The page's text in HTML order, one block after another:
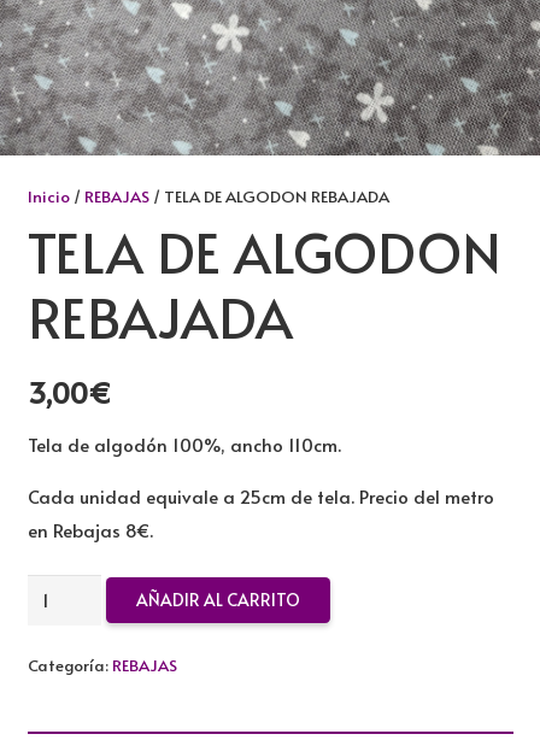
Inicio/ REBAJAS/ TELA DE ALGODON REBAJADA
TELA DE ALGODON
REBAJADA
3,00€
Tela de algodón 100%, ancho 110cm.
Cada unidad equivale a 25cm de tela. Precio del metro
en Rebajas 8€.
TELA
ALGODON
AÑADIR AL CARRITO
Categoría: REBAJAS